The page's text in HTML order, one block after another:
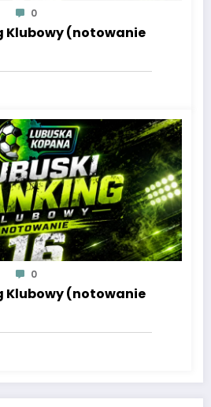
0
Klubowy (notowanie
0
Klubowy (notowanie